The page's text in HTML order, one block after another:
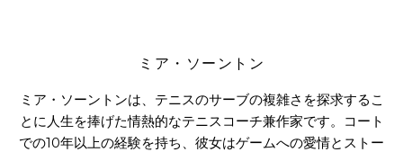
ミア・ソーントン
ミア・ソーントンは、テニスのサーブの複雑さを探求するこ
とに人生を捧げた情熱的なテニスコーチ兼作家です。コート
での10年以上の経験を持ち、彼女はゲームへの愛情とストー